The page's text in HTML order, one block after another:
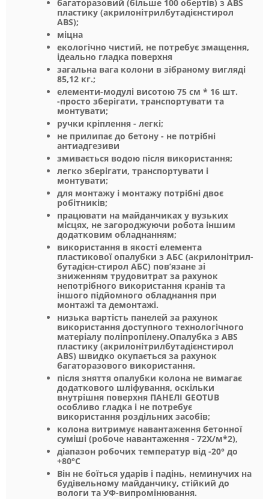
багаторазовий (більше 100 обертів) з ABS
пластику (акрилонітрилбутадієнстирол
ABS);
міцна
екологічно чистий, не потребує змащення,
ідеально гладка поверхня
загальна вага колони в зібраному вигляді
85,12 кг.;
елементи-модулі висотою 75 см * 16 шт.
-просто зберігати, транспортувати та
монтувати;
ручки кріплення - легкі;
не прилипає до бетону - не потрібні
антиадгезиви
змивається водою після використання;
легко зберігати, транспортувати і
монтувати;
для монтажу і монтажу потрібні двоє
робітників;
працювати на майданчиках у вузьких
місцях, не загороджуючи робота іншим
додатковим обладнанням;
використання в якості елемента
пластикової опалубки з АБС (акрилонітрил-
бутадієн-стирол АБС) пов’язане зі
зниженням трудовитрат за рахунок
непотрібного використання кранів та
іншого підйомного обладнання при
монтажі та демонтажі.
низька вартість панелей за рахунок
використання доступного технологічного
матеріалу поліпропілену.Опалубка з ABS
пластику (акрилонітрилбутадієнстирол
ABS) швидко окупається за рахунок
багаторазового використання.
після зняття опалубки колона не вимагає
додаткового шліфування, оскільки
внутрішня поверхня ПАНЕЛІ GEOTUB
особливо гладка і не потребує
використання роздільних засобів;
колона витримує навантаження бетонної
суміші (робоче навантаження - 72Х/м*2),
діапазон робочих температур від -20° до
+80°С
Він не боїться ударів і падінь, неминучих на
будівельному майданчику, стійкий до
вологи та УФ-випромінювання.